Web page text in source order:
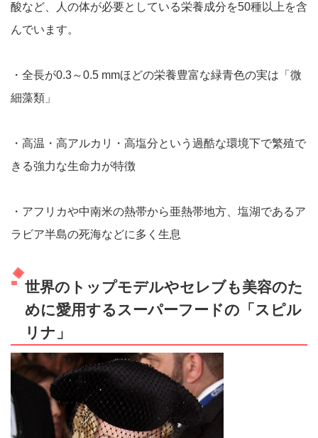
酸など、人の体が必要としている栄養成分を50種以上を含
んでいます。
・全長が0.3～0.5 mmほどの栄養豊富な緑青色の実は「微
細藻類」
・高温・高アルカリ・高塩分という過酷な環境下で繁殖で
きる強力な生命力が特徴
・アフリカや中南米の熱帯から亜熱帯地方、塩湖であるア
ラビア半島の死海などに多く生息
世界のトップモデルやセレブも美容のた
めに愛用するスーパーフードの「スピル
リナ」